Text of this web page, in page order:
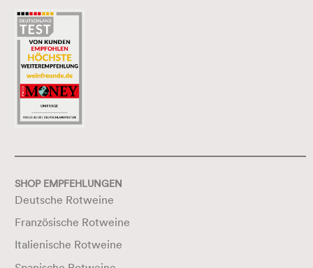
SHOP EMPFEHLUNGEN
Deutsche Rotweine
Französische Rotweine
Italienische Rotweine